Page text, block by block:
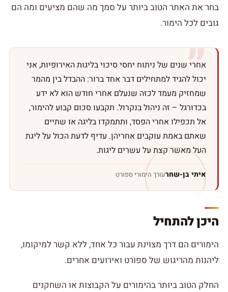
בחר את האתר הטוב ביותר על סמך מה שהם מציעים ומה הם
גובים לכל הימור.
אחרי שנים של ניתוח יחסי סיכוי בליגות האירופיות, אני
יכול להגיד למתחילים דבר אחד ברור: ההבדל בין מהמר
שמחזיק מעמד לכזה שנעלם אחרי חודש הוא לא ידע
בכדורגל – זה ניהול בנקרול. תקבעו סכום קבוע להימור,
אל תכפילו אחרי הפסד, ותתמקדו בליגה או שתיים
שאתם באמת עוקבים אחריהן. עדיף לדעת הכול על ליגת
העל מאשר קצת על עשרים ליגות.
איתיבן-שחרעורך הימורי ספורט
היכן להתחיל
הימורים הם דרך מצוינת עבור כל אחד, ללא קשר למיקומו,
ליהנות מהריגוש של ספורט ואירועים אחרים.
החלק הטוב ביותר בהימורים על הקבוצות או השחקנים